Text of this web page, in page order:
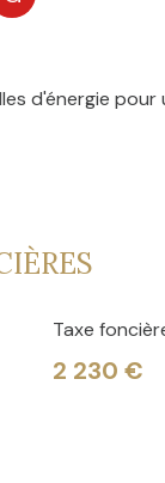
indépendant
ce bien est
d'énergie pour
Taxe
2 230 €